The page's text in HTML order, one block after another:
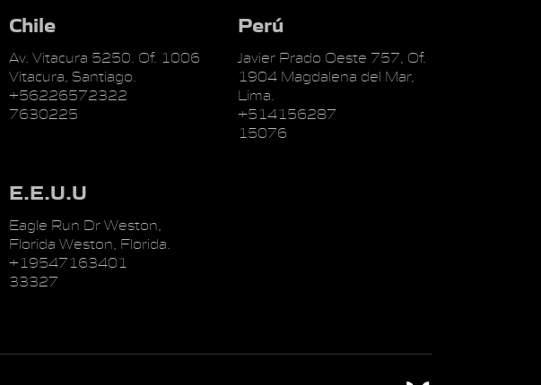
Chile
Av. Vitacura 5250. Of. 1006
Vitacura, Santiago.
+56226572322
7630225
Perú
Javier Prado Oeste 757, Of.
1904 Magdalena del Mar,
Lima.
+514156287
15076
E.E.U.U
Eagle Run Dr Weston,
Florida Weston, Florida.
+19547163401
33327